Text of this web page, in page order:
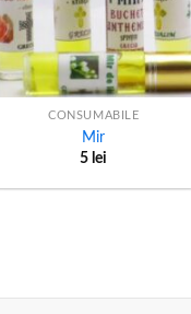
+
CONSUMABILE
Mir
5 lei